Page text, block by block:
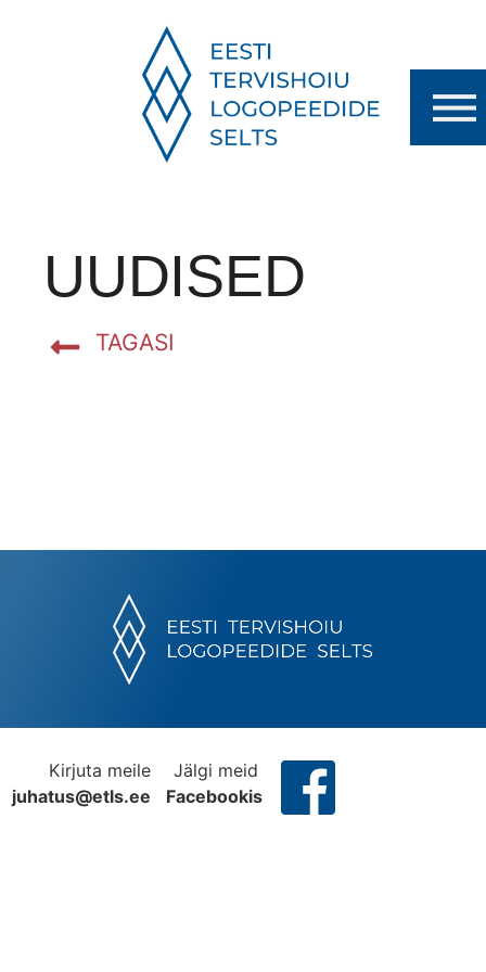
UUDISED
TAGASI
Kirjuta meile
juhatus@etls.ee
Jälgi meid
Facebookis